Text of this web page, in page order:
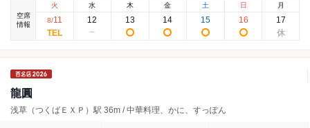
空席
情報
火
8/11
水
12
木
13
金
14
土
15
日
16
月
17
龍圓
浅草（つくばＥＸＰ）駅 36m / 中華料理、かに、すっぽん